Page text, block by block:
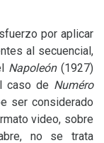
por aplicar
al secuencial,
Napoleón(1927)
caso de Numéro
ser considerado
video, sobre
no se trata